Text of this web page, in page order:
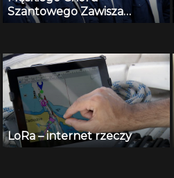
Szantowego Zawisza
Czarny
LoRa – internet rzeczy